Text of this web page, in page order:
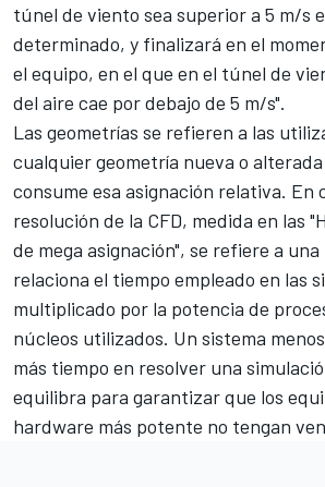
túnel de viento sea superior a 5 m/s
determinado, y finalizará en el
el equipo, en el que en el túnel de
del aire cae por debajo de 5 m/s".
Las geometrías se refieren a las
cualquier geometría nueva o
consume esa asignación relativa. En
resolución de la CFD, medida en las
de mega asignación", se refiere a
relaciona el tiempo empleado en las
multiplicado por la potencia de
núcleos utilizados. Un sistema
más tiempo en resolver una
equilibra para garantizar que los
hardware más potente no tengan